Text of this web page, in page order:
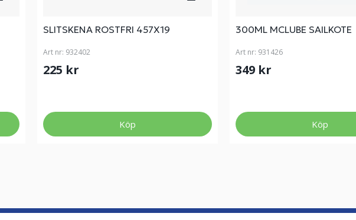
SLITSKENA ROSTFRI 457X19
Art nr: 932402
225 kr
Köp
300ML MCLUBE SAILKOTE
Art nr: 931426
349 kr
Köp